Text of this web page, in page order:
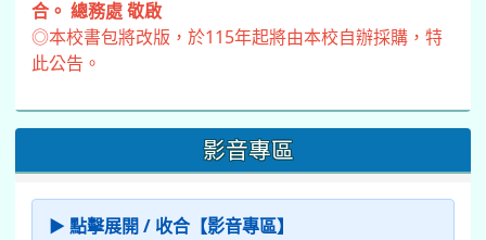
合。 總務處 敬啟
◎本校書包將改版，於115年起將由本校自辦採購，特
此公告。
影音專區
▶ 點擊展開 / 收合【影音專區】